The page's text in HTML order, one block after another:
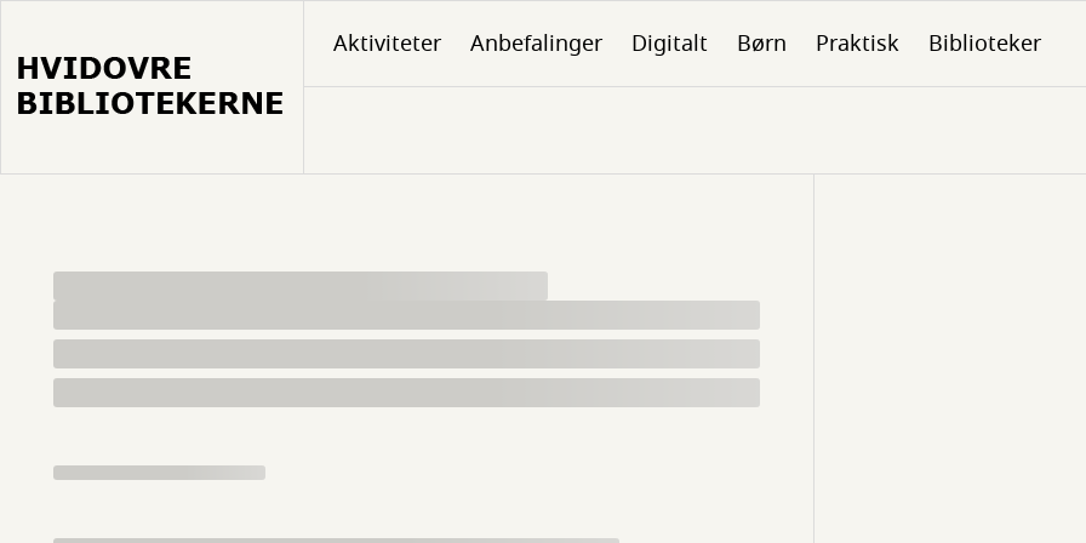
hovedindhold
Aktiviteter Anbefalinger Digitalt Børn Praktisk Biblioteker